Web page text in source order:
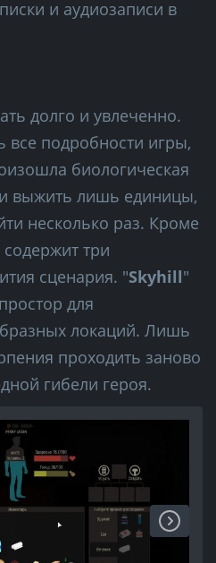
и аудиозаписи в
долго и увлеченно.
все подробности игры,
биологическая
выжить лишь единицы,
несколько раз. Кроме
три
сценария. "Skyhill"
для
локаций. Лишь
проходить заново
гибели героя.